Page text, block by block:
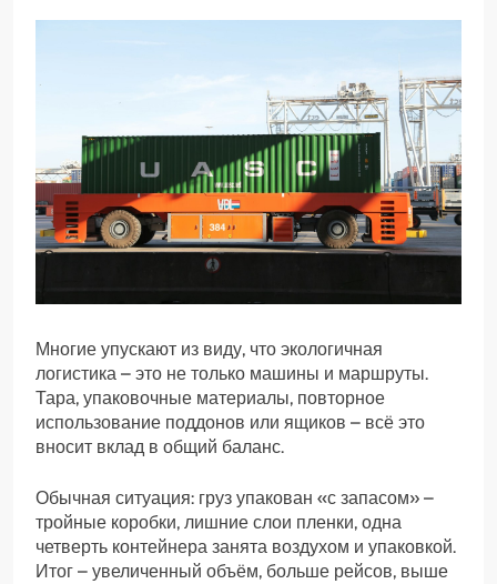
Многие упускают из виду, что экологичная
логистика – это не только машины и маршруты.
Тара, упаковочные материалы, повторное
использование поддонов или ящиков – всё это
вносит вклад в общий баланс.
Обычная ситуация: груз упакован «с запасом» –
тройные коробки, лишние слои пленки, одна
четверть контейнера занята воздухом и упаковкой.
Итог – увеличенный объём, больше рейсов, выше